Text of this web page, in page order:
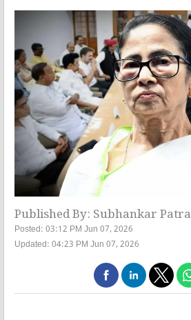
Published By: Subhankar Patra
Posted: 03:12 PM Jun 07, 2026
Updated: 04:23 PM Jun 07, 2026